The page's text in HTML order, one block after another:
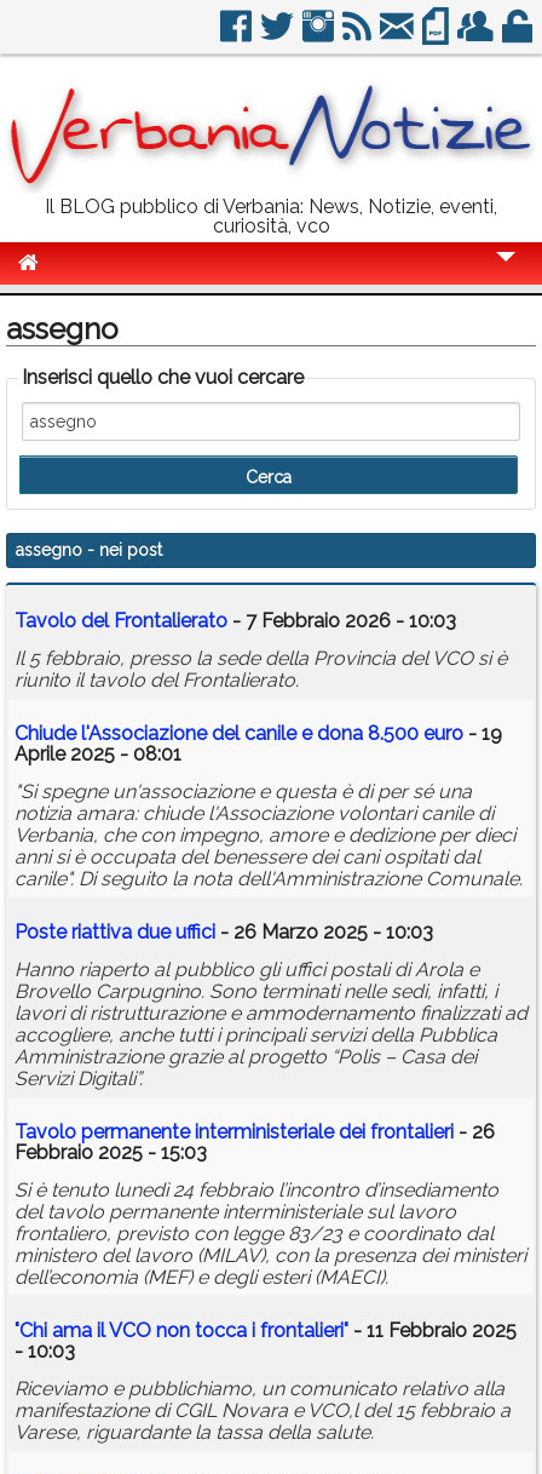
Il BLOG pubblico di Verbania: News, Notizie, eventi,
curiosità, vco
Politica
Sport
Eventi
Info Utili
Rubriche
Calendario
Annunci
assegno
Inserisci quello che vuoi cercare
assegno - nei post
Tavolo del Frontalierato - 7 Febbraio 2026 - 10:03
Il 5 febbraio, presso la sede della Provincia del VCO si è
riunito il tavolo del Frontalierato.
Chiude l'Associazione del canile e dona 8.500 euro - 19
Aprile 2025 - 08:01
"Si spegne un'associazione e questa è di per sé una
notizia amara: chiude l'Associazione volontari canile di
Verbania, che con impegno, amore e dedizione per dieci
anni si è occupata del benessere dei cani ospitati dal
canile". Di seguito la nota dell'Amministrazione Comunale.
Poste riattiva due uffici - 26 Marzo 2025 - 10:03
Hanno riaperto al pubblico gli uffici postali di Arola e
Brovello Carpugnino. Sono terminati nelle sedi, infatti, i
lavori di ristrutturazione e ammodernamento finalizzati ad
accogliere, anche tutti i principali servizi della Pubblica
Amministrazione grazie al progetto “Polis – Casa dei
Servizi Digitali”.
Tavolo permanente interministeriale dei frontalieri - 26
Febbraio 2025 - 15:03
Si è tenuto lunedì 24 febbraio l’incontro d’insediamento
del tavolo permanente interministeriale sul lavoro
frontaliero, previsto con legge 83/23 e coordinato dal
ministero del lavoro (MILAV), con la presenza dei ministeri
dell’economia (MEF) e degli esteri (MAECI).
"Chi ama il VCO non tocca i frontalieri" - 11 Febbraio 2025
- 10:03
Riceviamo e pubblichiamo, un comunicato relativo alla
manifestazione di CGIL Novara e VCO,l del 15 febbraio a
Varese, riguardante la tassa della salute.